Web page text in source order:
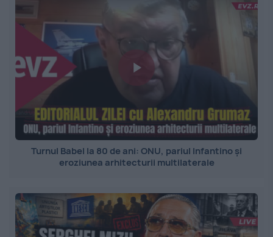
Turnul Babel la 80 de ani: ONU, pariul Infantino și
eroziunea arhitecturii multilaterale